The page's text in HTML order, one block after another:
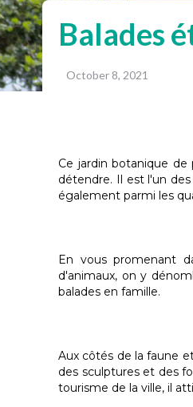
Balades
October 8, 2021
Ce jardin botanique
détendre. Il est l'un
également parmi les
En vous promenant
d'animaux, on y
balades en famille.
Aux côtés de la faune
des sculptures et des
tourisme de la ville, il